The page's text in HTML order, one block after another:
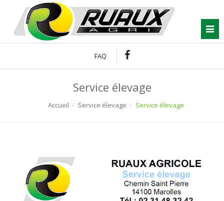
Connexion
FAQ
Service élevage
Accueil Service élevage Service élevage